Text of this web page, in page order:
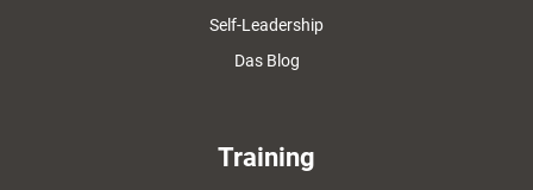
Self-Leadership
Das Blog
Training